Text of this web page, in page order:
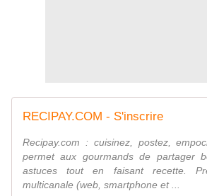
RECIPAY.COM - S'inscrire
Recipay.com : cuisinez, postez,
permet aux gourmands de partager
astuces tout en faisant recette.
multicanale (web, smartphone et ...